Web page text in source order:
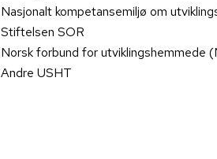
Nasjonalt kompetansemiljø om
Stiftelsen SOR
Norsk forbund for utviklingshemmede
Andre USHT